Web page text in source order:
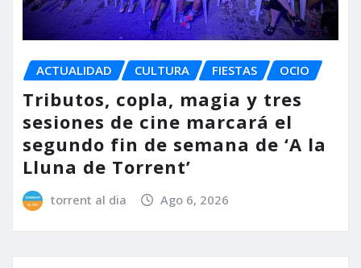
ACTUALIDAD CULTURA FIESTAS OCIO
Tributos, copla, magia y tres
sesiones de cine marcará el
segundo fin de semana de ‘A la
Lluna de Torrent’
torrent al dia Ago 6, 2026